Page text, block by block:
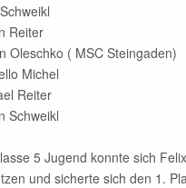
Reiter
Oleschko ( MSC Steingaden)
Michel
Reiter
Schweikl
5 Jugend konnte sich
und sicherte sich den 1.